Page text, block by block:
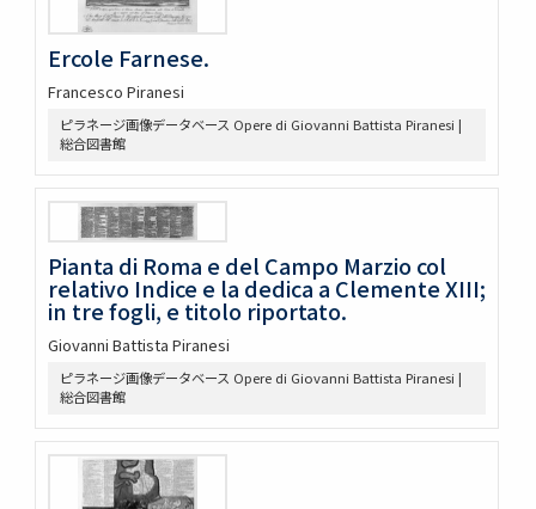
Ercole Farnese.
Francesco Piranesi
ピラネージ画像データベース Opere di Giovanni Battista Piranesi |
総合図書館
Pianta di Roma e del Campo Marzio col
relativo Indice e la dedica a Clemente XIII;
in tre fogli, e titolo riportato.
Giovanni Battista Piranesi
ピラネージ画像データベース Opere di Giovanni Battista Piranesi |
総合図書館